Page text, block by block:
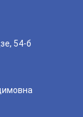
54-б